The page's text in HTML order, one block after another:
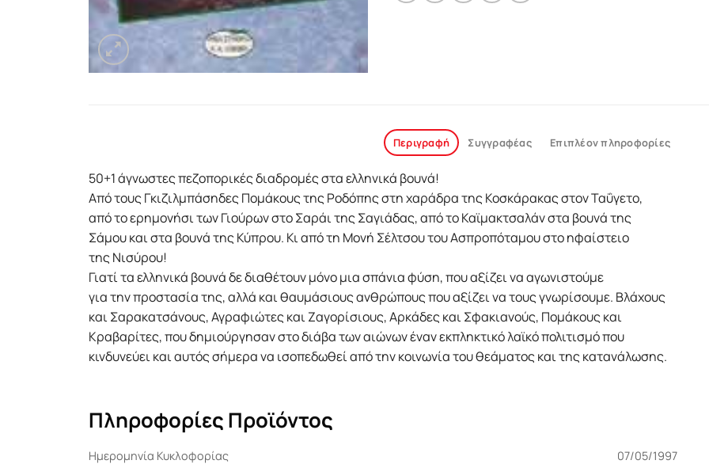
Περιγραφή Συγγραφέας Επιπλέον πληροφορίες
50+1 άγνωστες πεζοπορικές διαδρομές στα ελληνικά βουνά!
Από τους Γκιζιλμπάσηδες Πομάκους της Ροδόπης στη χαράδρα της Κοσκάρακας στον Ταΰγετο,
από το ερημονήσι των Γιούρων στο Σαράι της Σαγιάδας, από το Καϊμακτσαλάν στα βουνά της
Σάμου και στα βουνά της Κύπρου. Κι από τη Μονή Σέλτσου του Ασπροπόταμου στο ηφαίστειο
της Νισύρου!
Γιατί τα ελληνικά βουνά δε διαθέτουν μόνο μια σπάνια φύση, που αξίζει να αγωνιστούμε
για την προστασία της, αλλά και θαυμάσιους ανθρώπους που αξίζει να τους γνωρίσουμε. Βλάχους
και Σαρακατσάνους, Αγραφιώτες και Ζαγορίσιους, Αρκάδες και Σφακιανούς, Πομάκους και
Κραβαρίτες, που δημιούργησαν στο διάβα των αιώνων έναν εκπληκτικό λαϊκό πολιτισμό που
κινδυνεύει και αυτός σήμερα να ισοπεδωθεί από την κοινωνία του θεάματος και της κατανάλωσης.
Πληροφορίες Προϊόντος
Ημερομηνία Κυκλοφορίας
07/05/1997